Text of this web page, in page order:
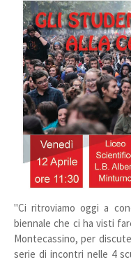
"Ci ritroviamo oggi a
biennale che ci ha visti
Montecassino, per
serie di incontri nelle 4